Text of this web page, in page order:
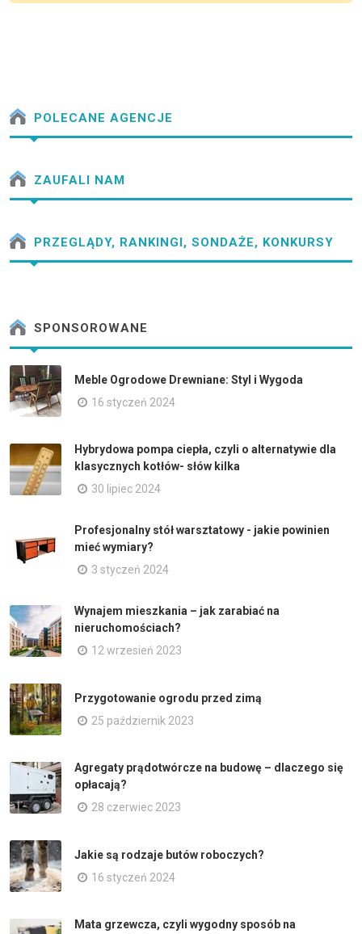
POLECANE AGENCJE
ZAUFALI NAM
PRZEGLĄDY, RANKINGI, SONDAŻE, KONKURSY
SPONSOROWANE
Meble Ogrodowe Drewniane: Styl i Wygoda
16 styczeń 2024
Hybrydowa pompa ciepła, czyli o alternatywie dla
klasycznych kotłów- słów kilka
30 lipiec 2024
Profesjonalny stół warsztatowy - jakie powinien
mieć wymiary?
3 styczeń 2024
Wynajem mieszkania – jak zarabiać na
nieruchomościach?
12 wrzesień 2023
Przygotowanie ogrodu przed zimą
25 październik 2023
Agregaty prądotwórcze na budowę – dlaczego się
opłacają?
28 czerwiec 2023
Jakie są rodzaje butów roboczych?
16 styczeń 2024
Mata grzewcza, czyli wygodny sposób na